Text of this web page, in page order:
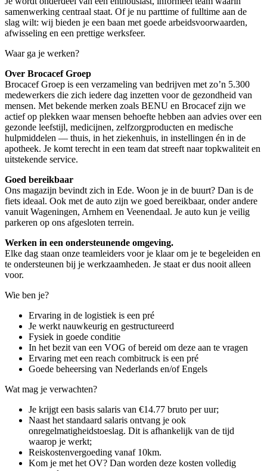
samenwerking centraal staat. Of je nu parttime of fulltime aan de
slag wilt: wij bieden je een baan met goede arbeidsvoorwaarden,
afwisseling en een prettige werksfeer.
Waar ga je werken?
Over Brocacef Groep
Brocacef Groep is een verzameling van bedrijven met zo’n 5.300
medewerkers die zich iedere dag inzetten voor de gezondheid van
mensen. Met bekende merken zoals BENU en Brocacef zijn we
actief op plekken waar mensen behoefte hebben aan advies over een
gezonde leefstijl, medicijnen, zelfzorgproducten en medische
hulpmiddelen — thuis, in het ziekenhuis, in instellingen én in de
apotheek. Je komt terecht in een team dat streeft naar topkwaliteit en
uitstekende service.
Goed bereikbaar
Ons magazijn bevindt zich in Ede. Woon je in de buurt? Dan is de
fiets ideaal. Ook met de auto zijn we goed bereikbaar, onder andere
vanuit Wageningen, Arnhem en Veenendaal. Je auto kun je veilig
parkeren op ons afgesloten terrein.
Werken in een ondersteunende omgeving.
Elke dag staan onze teamleiders voor je klaar om je te begeleiden en
te ondersteunen bij je werkzaamheden. Je staat er dus nooit alleen
voor.
Wie ben je?
Ervaring in de logistiek is een pré
Je werkt nauwkeurig en gestructureerd
Fysiek in goede conditie
In het bezit van een VOG of bereid om deze aan te vragen
Ervaring met een reach combitruck is een pré
Goede beheersing van Nederlands en/of Engels
Wat mag je verwachten?
Je krijgt een basis salaris van €14.77 bruto per uur;
Naast het standaard salaris ontvang je ook
onregelmatigheidstoeslag. Dit is afhankelijk van de tijd
waarop je werkt;
Reiskostenvergoeding vanaf 10km.
Kom je met het OV? Dan worden deze kosten volledig